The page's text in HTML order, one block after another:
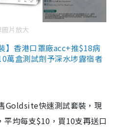
圖片放大
】香港口罩廠acc+推$18病
萬盒測試劑予深水埗露宿者
Goldsite快速測試套裝，現
均每支$10，買10支再送口